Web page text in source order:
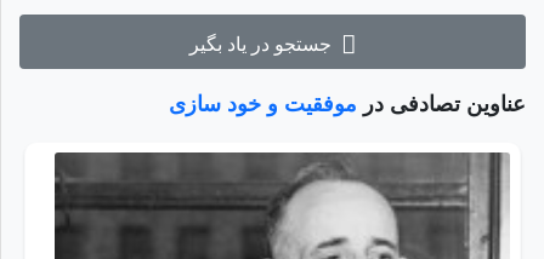
جستجو در یاد بگیر
عناوین تصادفی در موفقیت و خود سازی